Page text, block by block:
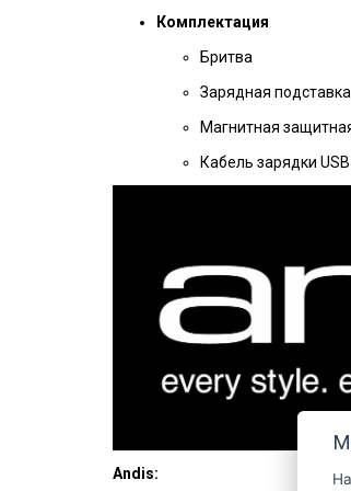
Комплектация
Бритва
Зарядная подставка
Магнитная
Кабель зарядки
Andis: